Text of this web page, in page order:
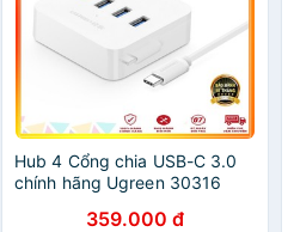
Hub 4 Cổng chia USB-C 3.0
chính hãng Ugreen 30316
359.000 đ